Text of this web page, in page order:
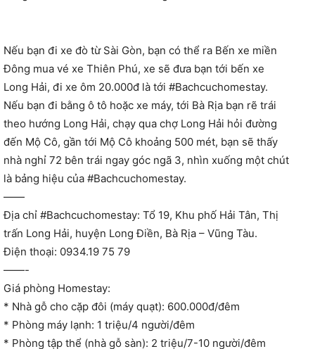
Nếu bạn đi xe đò từ Sài Gòn, bạn có thể ra Bến xe miền
Đông mua vé xe Thiên Phú, xe sẽ đưa bạn tới bến xe
Long Hải, đi xe ôm 20.000đ là tới #Bachcuchomestay.
Nếu bạn đi bằng ô tô hoặc xe máy, tới Bà Rịa bạn rẽ trái
theo hướng Long Hải, chạy qua chợ Long Hải hỏi đường
đến Mộ Cô, gần tới Mộ Cô khoảng 500 mét, bạn sẽ thấy
nhà nghỉ 72 bên trái ngay góc ngã 3, nhìn xuống một chút
là bảng hiệu của #Bachcuchomestay.
——
Địa chỉ #Bachcuchomestay: Tổ 19, Khu phố Hải Tân, Thị
trấn Long Hải, huyện Long Điền, Bà Rịa – Vũng Tàu.
Điện thoại: 0934.19 75 79
——-
Giá phòng Homestay:
* Nhà gỗ cho cặp đôi (máy quạt): 600.000đ/đêm
* Phòng máy lạnh: 1 triệu/4 người/đêm
* Phòng tập thể (nhà gỗ sàn): 2 triệu/7-10 người/đêm